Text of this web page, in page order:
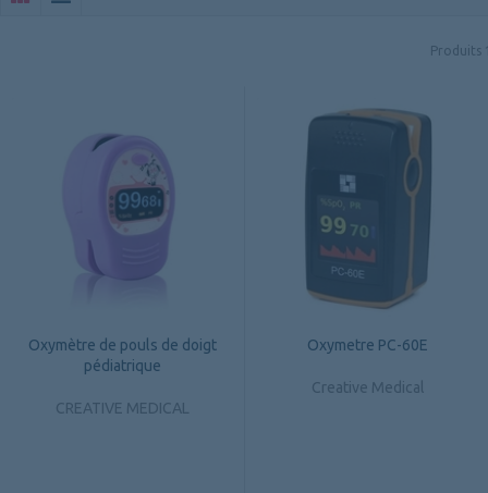
Produits
Oxymètre de pouls de doigt
pédiatrique
CREATIVE MEDICAL
Oxymetre PC-60E
Creative Medical